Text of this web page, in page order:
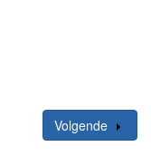
Volgende